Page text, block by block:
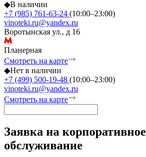
◆В наличии
+7 (985) 761-63-24 (10:00–23:00)
vinoteki.ru@yandex.ru
Воротынская ул., д 16
Планерная
Смотреть на карте
◆Нет в наличии
+7 (499) 500-19-48 (10:00–23:00)
vinoteki.ru@yandex.ru
Смотреть на карте
Заявка на корпоративное
обслуживание